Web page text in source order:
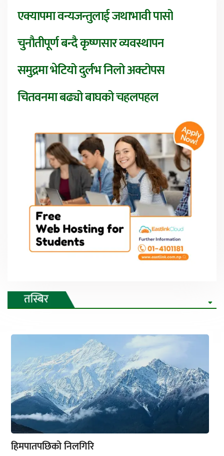
एक्यापमा वन्यजन्तुलाई जथाभावी पासो
चुनौतीपूर्ण बन्दै कृष्णसार व्यवस्थापन
समुद्रमा भेटियो दुर्लभ निलो अक्टोपस
चितवनमा बढ्यो बाघको चहलपहल
हिमपातपछिको निलगिरि